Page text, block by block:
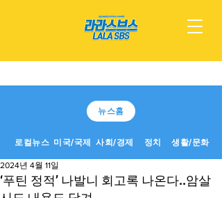
뉴스홈
로컬뉴스 미국/국제 사회/경제 정치 생활/문화
‘푸틴 정적’ 나발니 회고록 나온다..암살
2024년 4월 11일